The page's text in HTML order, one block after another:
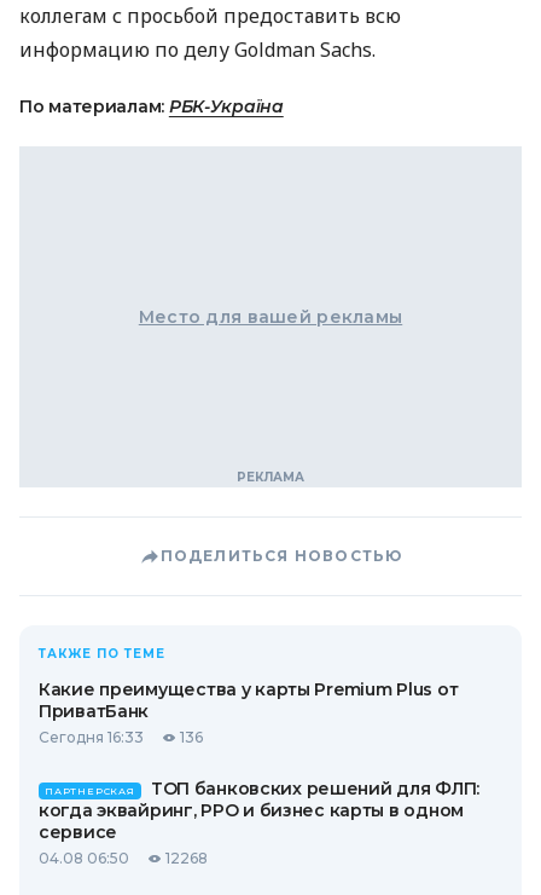
коллегам с просьбой предоставить всю
информацию по делу Goldman Sachs.
По материалам: РБК-Україна
Место для вашей рекламы
ПОДЕЛИТЬСЯ НОВОСТЬЮ
ТАКЖЕ ПО ТЕМЕ
Какие преимущества у карты Premium Plus от
ПриватБанк
Сегодня 16:33 136
ПАРТНЕРСКАЯ
ТОП банковских решений для ФЛП:
когда эквайринг, РРО и бизнес карты в одном
сервисе
04.08 06:50 12268